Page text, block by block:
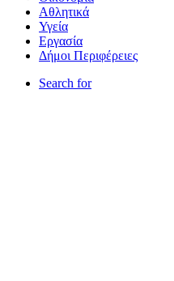
Αθλητικά
Υγεία
Εργασία
Δήμοι Περιφέρειες
Search for